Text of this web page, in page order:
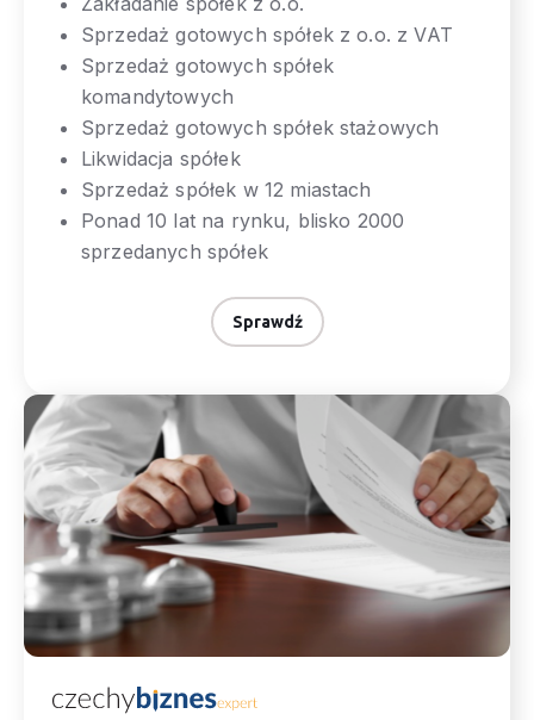
Sprzedaż gotowych spółek z o.o. z VAT
Sprzedaż gotowych spółek
komandytowych
Sprzedaż gotowych spółek stażowych
Likwidacja spółek
Sprzedaż spółek w 12 miastach
Ponad 10 lat na rynku, blisko 2000
sprzedanych spółek
Sprawdź